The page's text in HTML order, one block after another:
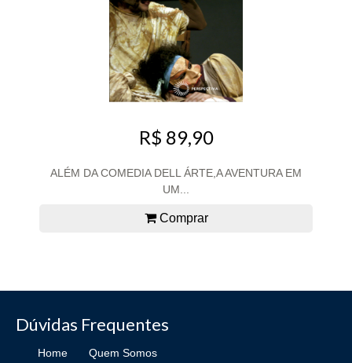
R$ 89,90
ALÉM DA COMEDIA DELL ÁRTE,A AVENTURA EM
UM...
Comprar
Dúvidas Frequentes
Home Quem Somos